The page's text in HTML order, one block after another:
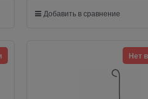
Добавить в сравнение
Нет